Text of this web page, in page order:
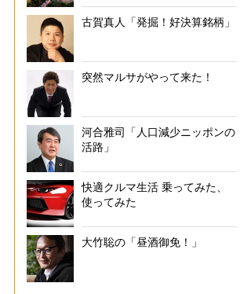
古賀真人「発掘！好決算銘柄」
突然マルサがやって来た！
河合雅司「人口減少ニッポンの
活路」
快適クルマ生活 乗ってみた、
使ってみた
大竹聡の「昼酒御免！」